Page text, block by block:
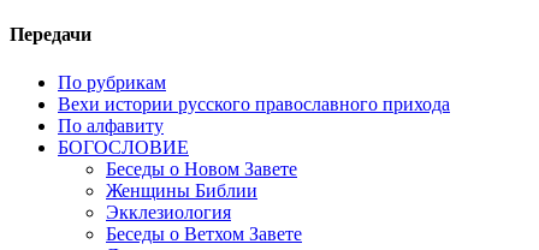
Передачи
По рубрикам
Вехи истории русского православного прихода
По алфавиту
БОГОСЛОВИЕ
Беседы о Новом Завете
Женщины Библии
Экклезиология
Беседы о Ветхом Завете